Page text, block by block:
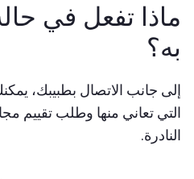
ماذا تفعل في
به؟
إلى جانب الاتصال بطبيبك،
التي تعاني منها وطلب تقييم
النادرة.